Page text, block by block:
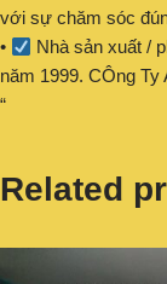
với sự chăm sóc
•
Nhà sản xuất /
năm 1999. CÔng Ty
“
Related